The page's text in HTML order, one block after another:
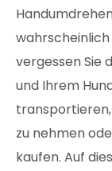
vergessen Sie
und Ihrem
transportieren,
zu nehmen
kaufen. Auf